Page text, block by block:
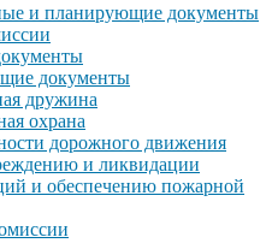
и планирующие документы
документы
дружина
охрана
дорожного движения
и ликвидации
и обеспечению пожарной